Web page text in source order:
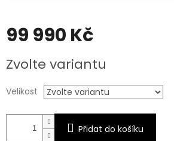
99 990 Kč
cena:
Zvolte variantu
Velikost
Přidat do košíku